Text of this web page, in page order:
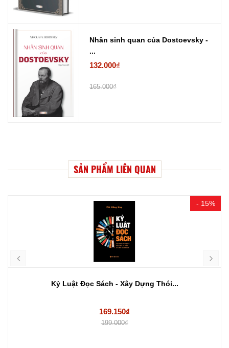
Nhân sinh quan của Dostoevsky -
...
132.000₫
165.000₫
SẢN PHẨM LIÊN QUAN
- 15%
Kỷ Luật Đọc Sách - Xây Dựng Thói...
169.150₫
199.000₫